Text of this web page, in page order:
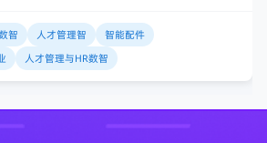
智 人才管理智
智能配件
人才管理与HR数智